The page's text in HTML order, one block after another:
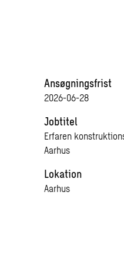
Ansøgningsfrist
2026-06-28
Jobtitel
Erfaren
Aarhus
Lokation
Aarhus